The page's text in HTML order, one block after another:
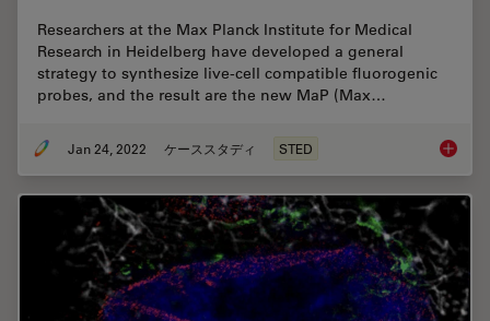
Researchers at the Max Planck Institute for Medical
Research in Heidelberg have developed a general
strategy to synthesize live-cell compatible fluorogenic
probes, and the result are the new MaP (Max…
Jan 24, 2022 ケーススタディ STED A